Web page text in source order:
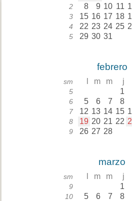
2 8 9 10 11
3 15 16 17 18
4 22 23 24 25
5 29 30 31
febrero
sm m m j
5 1
6 5 6 7 8
7 12 13 14 15
8 19 20 21 22
9 26 27 28
marzo
sm m m j
9 1
10 5 6 7 8